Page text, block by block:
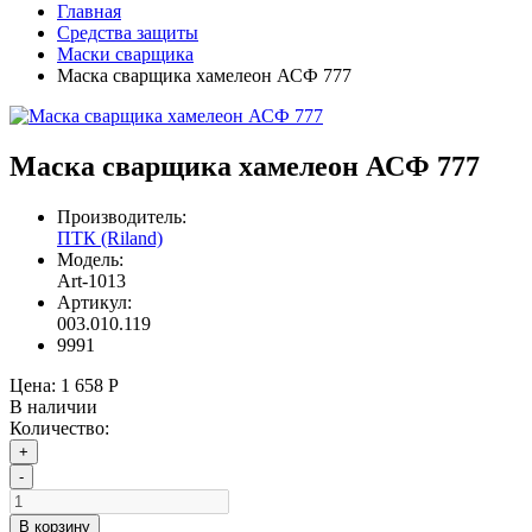
Главная
Средства защиты
Маски сварщика
Маска сварщика хамелеон АСФ 777
Маска сварщика хамелеон АСФ 777
Производитель:
ПТК (Riland)
Модель:
Art-1013
Артикул:
003.010.119
9991
Цена: 1 658 Р
В наличии
Количество:
+
-
В корзину